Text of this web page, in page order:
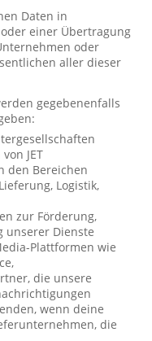
Daten in
einer Übertragung
oder
aller dieser
gegebenenfalls
JET
den Bereichen
Logistik,
zur Förderung,
unserer Dienste
Plattformen wie
die unsere
wenn deine
die